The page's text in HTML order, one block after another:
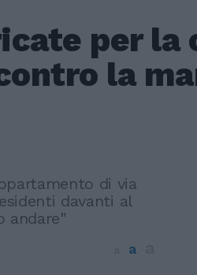
per la
la
di via
davanti al
andare"
a